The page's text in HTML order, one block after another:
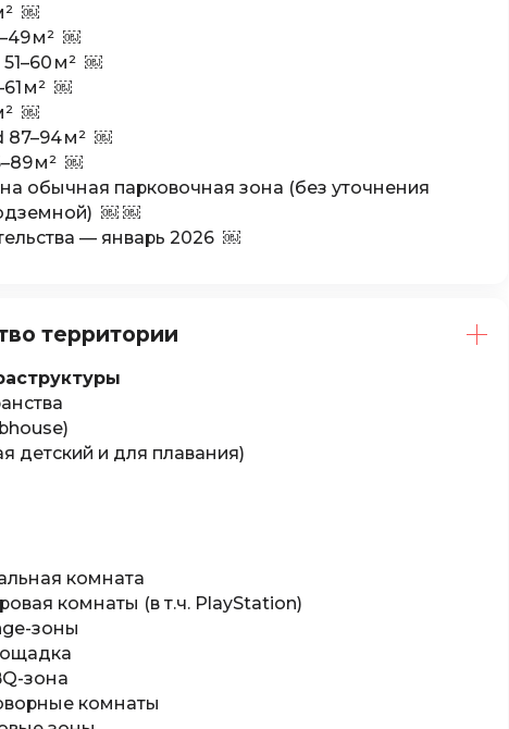
￼
м² ￼
м² ￼
м² ￼
￼
87–94 м² ￼
м² ￼
обычная парковочная зона (без уточнения
￼ ￼
— январь 2026 ￼
территории
детский и для плавания)
комната
комнаты (в т.ч. PlayStation)
зоны
зона
комнаты